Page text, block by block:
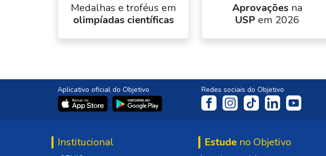
Medalhas e troféus em
olimpíadas científicas
Aprovações na
USP em 2026
Aplicativo oficial do Objetivo Redes sociais do Objetivo
Institucional Estude no Objetivo